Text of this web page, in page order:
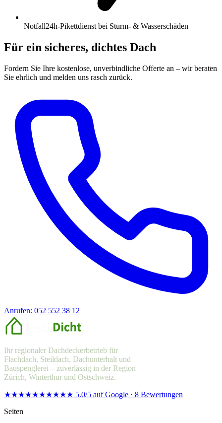
Notfall24h-Pikettdienst bei Sturm- & Wasserschäden
Für ein sicheres, dichtes Dach
Fordern Sie Ihre kostenlose, unverbindliche Offerte an – wir beraten
Sie ehrlich und melden uns rasch zurück.
Anrufen: 052 552 38 12
Ihr regionaler Dachdeckerbetrieb für
Flachdach, Steildach, Dachunterhalt und
Bauspenglerei – zuverlässig in der Region
Zürich, Winterthur und Ostschweiz.
★★★★★★★★★★ 5.0/5 auf Google · 8 Bewertungen
Seiten